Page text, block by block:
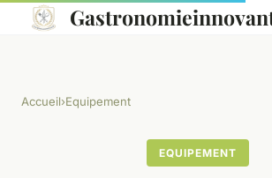
Accueil›Equipement
EQUIPEMENT